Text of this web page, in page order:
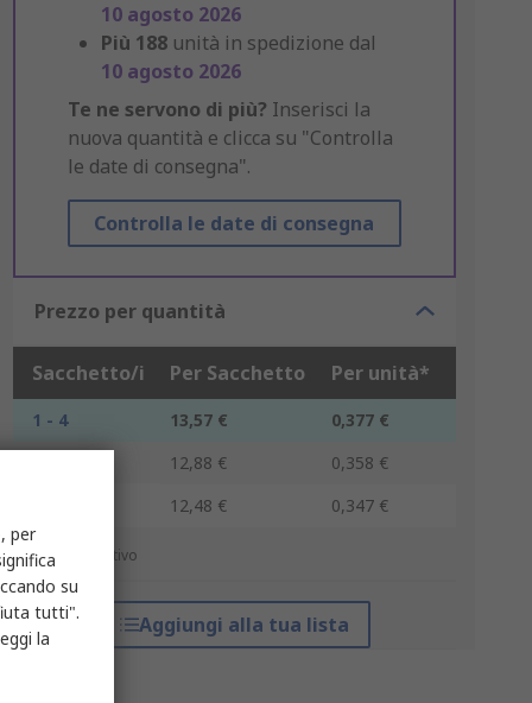
10 agosto 2026
Più 188 unità in spedizione dal
10 agosto 2026
Te ne servono di più? Inserisci la
nuova quantità e clicca su "Controlla
le date di consegna".
Controlla le date di consegna
Prezzo per quantità
Sacchetto/i Per Sacchetto Per unità*
1 - 4 13,57 €
0,377 €
12,88 €
0,358 €
12,48 € 0,347 €
*prezzo indicativo
Aggiungi alla tua lista
per
su
tutti".
la